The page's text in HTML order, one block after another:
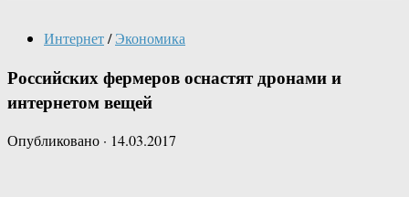
Интернет/ Экономика
Российских фермеров оснастят дронами и
интернетом вещей
Опубликовано · 14.03.2017